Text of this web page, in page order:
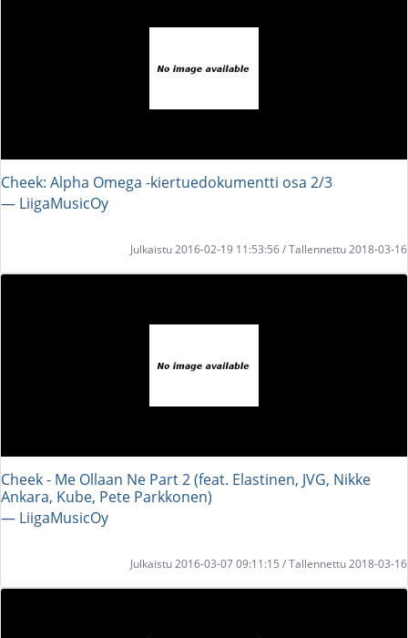
Cheek: Alpha Omega -kiertuedokumentti osa 2/3
― LiigaMusicOy
Julkaistu 2016-02-19 11:53:56 / Tallennettu 2018-03-16
Cheek - Me Ollaan Ne Part 2 (feat. Elastinen, JVG, Nikke
Ankara, Kube, Pete Parkkonen)
― LiigaMusicOy
Julkaistu 2016-03-07 09:11:15 / Tallennettu 2018-03-16